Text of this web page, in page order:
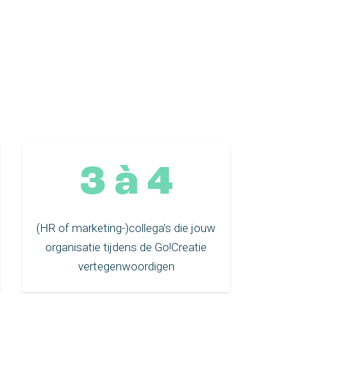
3 à 4
(HR of marketing-)collega's die jouw
organisatie tijdens de Go!Creatie
vertegenwoordigen